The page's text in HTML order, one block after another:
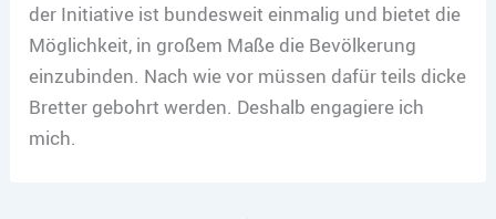
der Initiative ist bundesweit einmalig und bietet die
Möglichkeit, in großem Maße die Bevölkerung
einzubinden. Nach wie vor müssen dafür teils dicke
Bretter gebohrt werden. Deshalb engagiere ich
mich.